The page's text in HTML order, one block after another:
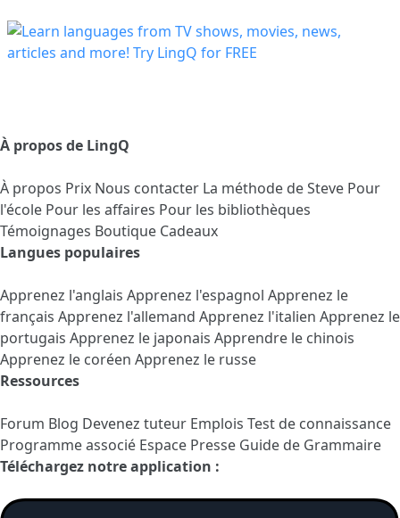
À propos de LingQ
À propos Prix Nous contacter La méthode de Steve Pour
l'école Pour les affaires Pour les bibliothèques
Témoignages Boutique Cadeaux
Langues populaires
Apprenez l'anglais Apprenez l'espagnol Apprenez le
français Apprenez l'allemand Apprenez l'italien Apprenez le
portugais Apprenez le japonais Apprendre le chinois
Apprenez le coréen Apprenez le russe
Ressources
Forum Blog Devenez tuteur Emplois Test de connaissance
Programme associé Espace Presse Guide de Grammaire
Téléchargez notre application :